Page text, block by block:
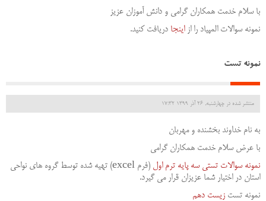
با سلام خدمت همکاران گرامی و دانش آموزان عزیز
نمونه سوالات المپیاد را ازاینجا دریافت کنید.
نمونه تست
منتشر شده در چهارشنبه, 26 آذر 1399 17:32
به نام خداوند بخشنده و مهربان
با عرض سلام خدمت همکاران گرامی
نمونه سوالات تستی سه پایه ترم اول
(فرم excel) تهیه شده توسط گروه های نواحی
استان در اختیار شما عزیزان قرار می گیرد.
نمونه تست زیست دهم